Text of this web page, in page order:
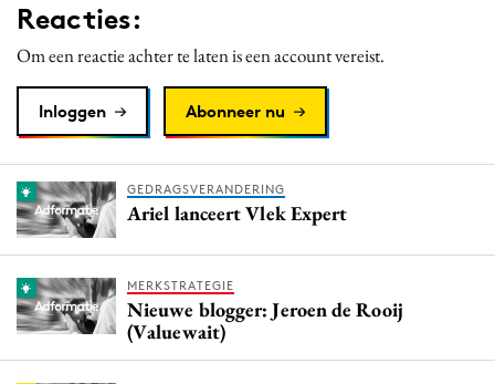
PR
Programmatic
Reputatie & crisis
Reacties:
Om een reactie achter te laten is een account vereist.
Inloggen Abonneer nu
GEDRAGSVERANDERING
Ariel lanceert Vlek Expert
MERKSTRATEGIE
Nieuwe blogger: Jeroen de Rooij
(Valuewait)